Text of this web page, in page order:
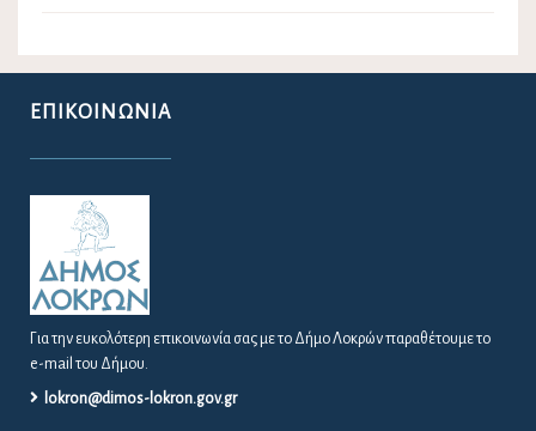
ΕΠΙΚΟΙΝΩΝΊΑ
Για την ευκολότερη επικοινωνία σας με το Δήμο Λοκρών παραθέτουμε το
e-mail του Δήμου.
lokron@dimos-lokron.gov.gr